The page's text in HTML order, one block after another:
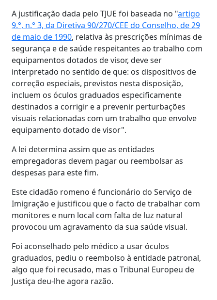
A justificação dada pelo TJUE foi baseada no "artigo
9.°, n.° 3, da Diretiva 90/270/CEE do Conselho, de 29
de maio de 1990, relativa às prescrições mínimas de
segurança e de saúde respeitantes ao trabalho com
equipamentos dotados de visor, deve ser
interpretado no sentido de que: os dispositivos de
correção especiais, previstos nesta disposição,
incluem os óculos graduados especificamente
destinados a corrigir e a prevenir perturbações
visuais relacionadas com um trabalho que envolve
equipamento dotado de visor".
A lei determina assim que as entidades
empregadoras devem pagar ou reembolsar as
despesas para este fim.
Este cidadão romeno é funcionário do Serviço de
Imigração e justificou que o facto de trabalhar com
monitores e num local com falta de luz natural
provocou um agravamento da sua saúde visual.
Foi aconselhado pelo médico a usar óculos
graduados, pediu o reembolso à entidade patronal,
algo que foi recusado, mas o Tribunal Europeu de
Justiça deu-lhe agora razão.